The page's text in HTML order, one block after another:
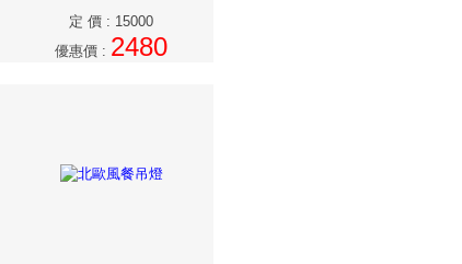
定 價 : 15000
優惠價 : 2480